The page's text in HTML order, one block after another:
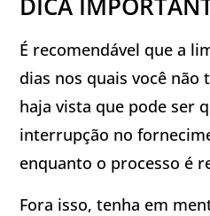
É recomendável que a
dias nos quais você não
haja vista que pode ser
interrupção no
enquanto o processo é
Fora isso, tenha em